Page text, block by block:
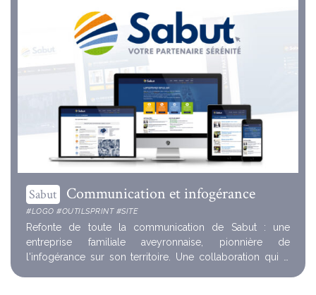
Sabut Communication et infogérance
#LOGO #OUTILSPRINT #SITE
Refonte de toute la communication de Sabut : une
entreprise familiale aveyronnaise, pionnière de